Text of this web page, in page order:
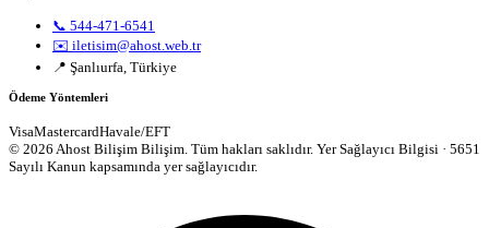
📞 544-471-6541
✉️ iletisim@ahost.web.tr
📍 Şanlıurfa, Türkiye
Ödeme Yöntemleri
VisaMastercardHavale/EFT
© 2026 Ahost Bilişim Bilişim. Tüm hakları saklıdır. Yer Sağlayıcı Bilgisi · 5651
Sayılı Kanun kapsamında yer sağlayıcıdır.